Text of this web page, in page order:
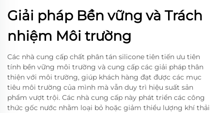
Giải pháp Bền vững và Trách
nhiệm Môi trường
Các nhà cung cấp chất phân tán silicone tiên tiến ưu tiên
tính bền vững môi trường và cung cấp các giải pháp thân
thiện với môi trường, giúp khách hàng đạt được các mục
tiêu môi trường của mình mà vẫn duy trì hiệu suất sản
phẩm vượt trội. Các nhà cung cấp này phát triển các công
thức gốc nước nhằm loại bỏ hoặc giảm thiểu lượng khí thải